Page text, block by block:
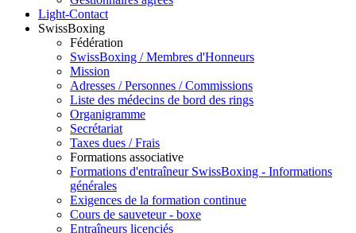
Light-Contact
SwissBoxing
Fédération
SwissBoxing / Membres d'Honneurs
Mission
Adresses / Personnes / Commissions
Liste des médecins de bord des rings
Organigramme
Secrétariat
Taxes dues / Frais
Formations associative
Formations d'entraîneur SwissBoxing - Informations
générales
Exigences de la formation continue
Cours de sauveteur - boxe
Entraîneurs licenciés